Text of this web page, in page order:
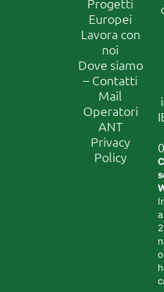
Progetti
Europei
Lavora con
noi
Dove siamo
– Contatti
Mail
Operatori
ANT
Privacy
Policy